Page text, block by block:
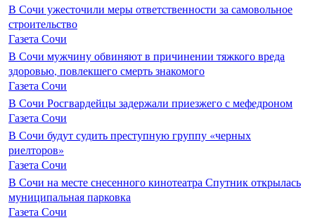
В Сочи ужесточили меры ответственности за самовольное
строительство
Газета Сочи
В Сочи мужчину обвиняют в причинении тяжкого вреда
здоровью, повлекшего смерть знакомого
Газета Сочи
В Сочи Росгвардейцы задержали приезжего с мефедроном
Газета Сочи
В Сочи будут судить преступную группу «черных
риелторов»
Газета Сочи
В Сочи на месте снесенного кинотеатра Спутник открылась
муниципальная парковка
Газета Сочи